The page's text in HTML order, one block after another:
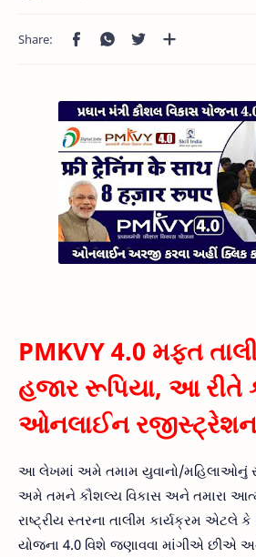
PMKVY 4.0 મફત
હજાર રૂપિયા, આ રીતે
ઓનલાઈન રજીસ્ટ્રેશન
આ લેખમાં અમે તમામ યુવાનો/મહિલાઓનું
અમે તમને કૌશલ્ય વિકાસ અને તમારા
રાષ્ટ્રીય સ્તરના તાલીમ કાર્યક્રમ એટલે
યોજના 4.0 વિશે જણાવવા માંગીએ